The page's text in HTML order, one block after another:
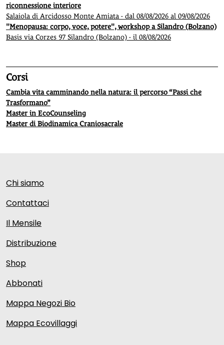
riconnessione interiore
Salaiola di Arcidosso Monte Amiata - dal 08/08/2026 al 09/08/2026
"Menopausa: corpo, voce, potere", workshop a Silandro (Bolzano)
Basis via Corzes 97 Silandro (Bolzano) - il 08/08/2026
Corsi
Cambia vita camminando nella natura: il percorso “Passi che
Trasformano”
Master in EcoCounseling
Master di Biodinamica Craniosacrale
Chi siamo
Contattaci
Il Mensile
Distribuzione
Shop
Abbonati
Mappa Negozi Bio
Mappa Ecovillaggi